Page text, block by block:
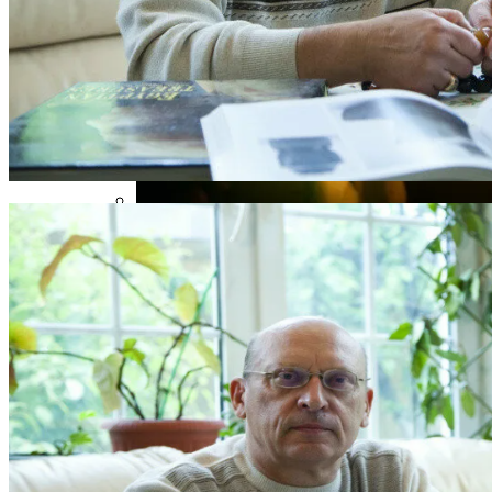
Электромобиль Xiaomi: Внешность Уже
Известна, Имя – Еще Нет
Почему Тухнет Свеча На Отпевании
Покойника, И Как Живому Откупиться
От Мертвого